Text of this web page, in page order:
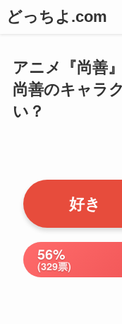
どっちよ.com
アニメ『尚善
尚善のキャラ
い？
好き
56%
(329票)